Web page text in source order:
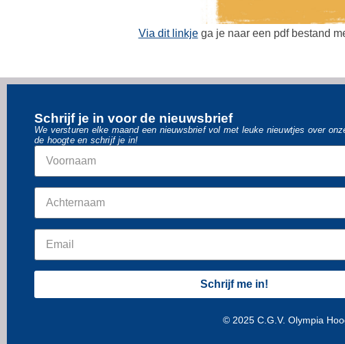
Via dit linkjega je naar een pdf bestand
Schrijf je in voor de nieuwsbrief
We versturen elke maand een nieuwsbrief vol met leuke nieuwtjes over
de hoogte en schrijf je in!
Schrijf me in!
© 2025 C.G.V. Olympia